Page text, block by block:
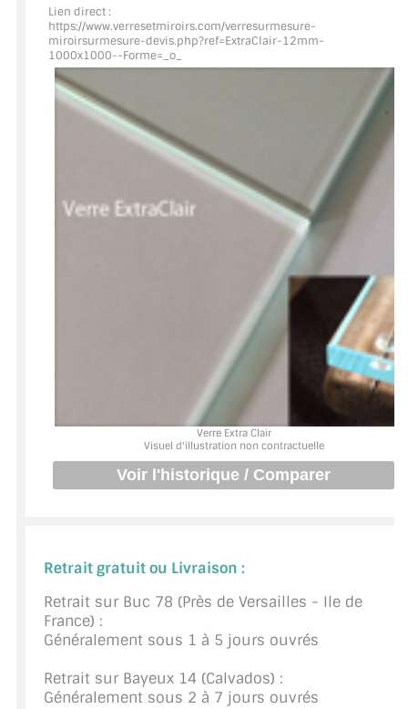
ACCESSOIRES & QUINCAILLERIE
CATALOGUE DE PROFILS ET FIXATION DU
VERRE
LES FIXATIONS POUR MIROIR
LES PROFILS PAROI DE VERRE
VITRINE EN VERRE
CONNECTEURS ET ASSEMBLAGE DE VERRES
LES CHARNIÈRES DE PORTE EN VERRE
BARRES DE STABILISATION
JOINTS D'ÉTANCHÉITÉS
SYSTÈMES COULISSANTS
LE CATALOGUE ACCESSOIRES
(STROMBINOSCOPE)
ACCESSOIRES EN PROMOTIONS
Lien direct :
https://www.verresetmiroirs.com/verresurmesure-
miroirsurmesure-devis.php?ref=ExtraClair-12mm-
1000x1000--Forme=_o_
Verre Extra Clair
Visuel d'illustration non contractuelle
Retrait gratuit ou Livraison :
Retrait sur Buc 78 (Près de Versailles - Ile de
France) :
Généralement sous 1 à 5 jours ouvrés
Retrait sur Bayeux 14 (Calvados) :
Généralement sous 2 à 7 jours ouvrés